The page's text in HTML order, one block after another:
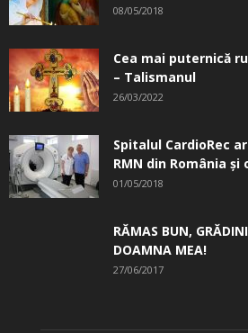
08/05/2018
Cea mai puternică
– Talismanul
26/03/2022
Spitalul CardioRec
RMN din România și
01/05/2018
RĂMAS BUN,
DOAMNA MEA!
27/06/2017